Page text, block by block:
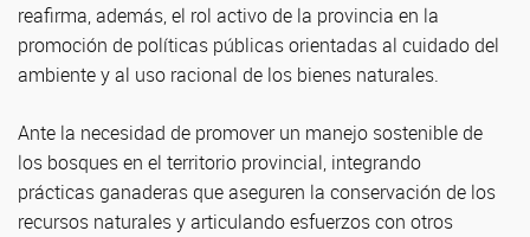
reafirma, además, el rol activo de la provincia en la
promoción de políticas públicas orientadas al cuidado del
ambiente y al uso racional de los bienes naturales.
Ante la necesidad de promover un manejo sostenible de
los bosques en el territorio provincial, integrando
prácticas ganaderas que aseguren la conservación de los
recursos naturales y articulando esfuerzos con otros